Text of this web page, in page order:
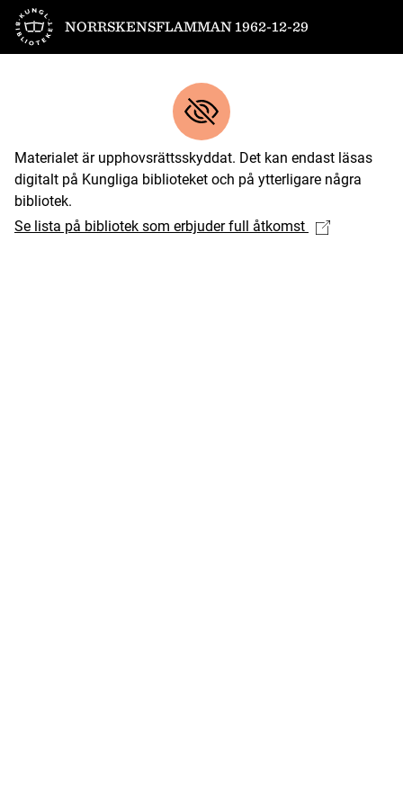
Till startsidan
NORRSKENSFLAMMAN 1962-12-29
Materialet är upphovsrättsskyddat. Det kan endast läsas
digitalt på Kungliga biblioteket och på ytterligare några
bibliotek.
Se lista på bibliotek som erbjuder full åtkomst